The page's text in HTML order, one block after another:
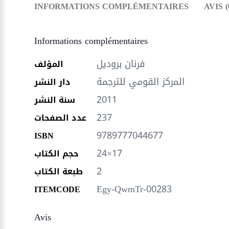
INFORMATIONS COMPLÉMENTAIRES AVIS
Informations complémentaires
المؤلف فرنان بروديل
دار النشر المركز القومي للترجمة
سنة النشر 2011
عدد الصفحات 237
ISBN 9789777044677
حجم الكتاب 24×17
طبعة الكتاب 2
ITEMCODE
Egy-QwmTr-00283
Avis